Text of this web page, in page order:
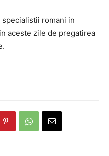
specialistii romani in
aceste zile de pregatirea